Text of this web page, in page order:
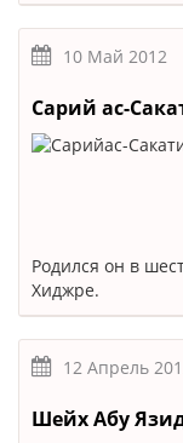
10 Май 2012
Сарий ас-
Родился он в
Хиджре.
12 Апрель
Шейх Абу